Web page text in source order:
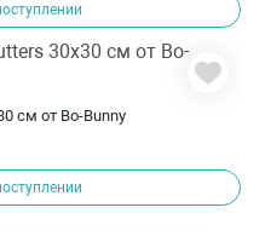
см от Bo-Bunny